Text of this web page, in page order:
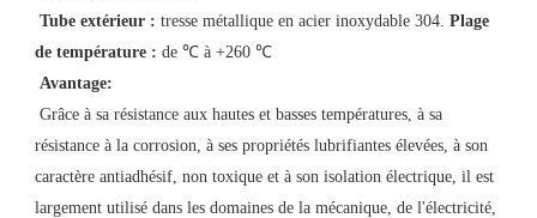
Tube extérieur : tresse métallique en acier inoxydable 304. Plage
de température : de ℃ à +260 ℃
Avantage:
Grâce à sa résistance aux hautes et basses températures, à sa
résistance à la corrosion, à ses propriétés lubrifiantes élevées, à son
caractère antiadhésif, non toxique et à son isolation électrique, il est
largement utilisé dans les domaines de la mécanique, de l'électricité,